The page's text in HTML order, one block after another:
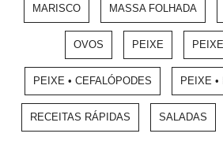
MARISCO MASSA FOLHADA
OVOS PEIXE
PEIXE • CEFALÓPODES PEIXE •
RECEITAS RÁPIDAS SALADAS